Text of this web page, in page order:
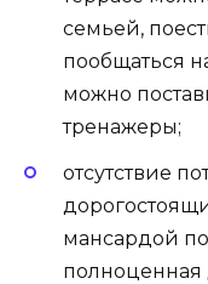
семьей,
пообщаться
можно
тренажеры;
отсутствие
мансардой по
полноценная